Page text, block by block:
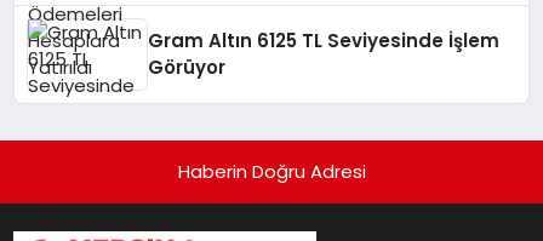
Gram Altın 6125 TL Seviyesinde İşlem
Görüyor
Haberin Doğru Adresi